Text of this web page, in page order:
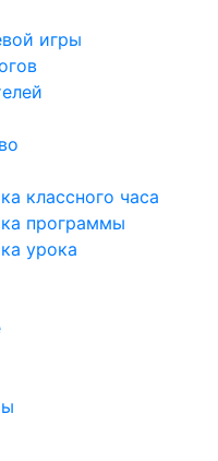
игры
классного часа
программы
урока